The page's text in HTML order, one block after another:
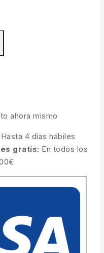
ahora mismo
Hasta 4 días hábiles
gratis: En todos los